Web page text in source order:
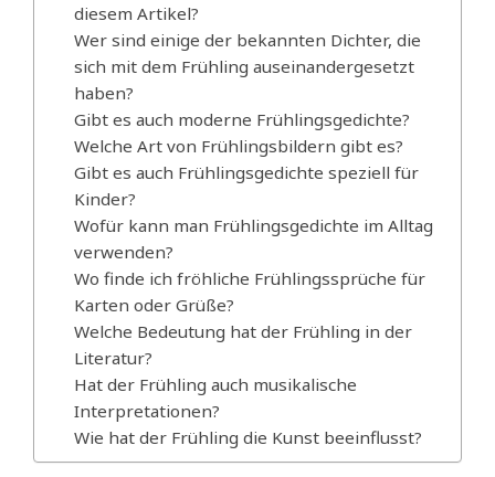
diesem Artikel?
Wer sind einige der bekannten Dichter, die
sich mit dem Frühling auseinandergesetzt
haben?
Gibt es auch moderne Frühlingsgedichte?
Welche Art von Frühlingsbildern gibt es?
Gibt es auch Frühlingsgedichte speziell für
Kinder?
Wofür kann man Frühlingsgedichte im Alltag
verwenden?
Wo finde ich fröhliche Frühlingssprüche für
Karten oder Grüße?
Welche Bedeutung hat der Frühling in der
Literatur?
Hat der Frühling auch musikalische
Interpretationen?
Wie hat der Frühling die Kunst beeinflusst?